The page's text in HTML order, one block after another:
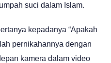
suci dalam Islam.
kepadanya “Apakah
pernikahannya dengan
kamera dalam video